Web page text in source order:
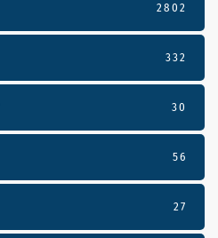
2802
332
30
56
27